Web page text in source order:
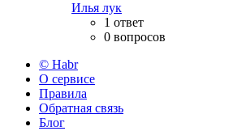
Илья лук
1 ответ
0 вопросов
© Habr
О сервисе
Правила
Обратная связь
Блог